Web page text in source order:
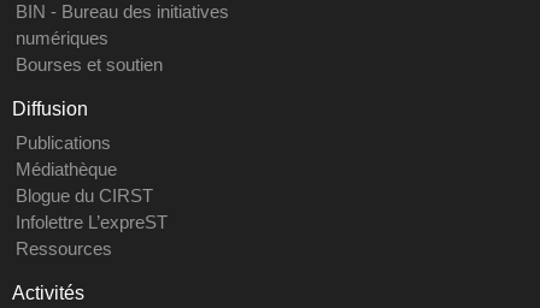
BIN - Bureau des initiatives
numériques
Bourses et soutien
Diffusion
Publications
Médiathèque
Blogue du CIRST
Infolettre L’expreST
Ressources
Activités